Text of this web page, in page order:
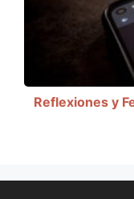
Reflexiones y